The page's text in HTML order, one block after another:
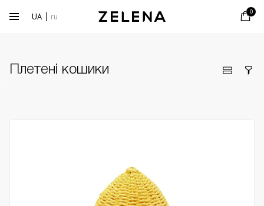
UA ru 0
Плетені кошики